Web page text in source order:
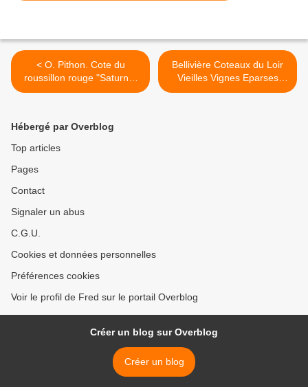
< O. Pithon. Cote du
roussillon rouge "Saturne"
2003
Bellivière Coteaux du Loir
Vieilles Vignes Eparses
2002 >
Hébergé par Overblog
Top articles
Pages
Contact
Signaler un abus
C.G.U.
Cookies et données personnelles
Préférences cookies
Voir le profil de Fred sur le portail Overblog
Créer un blog sur Overblog
Créer un blog